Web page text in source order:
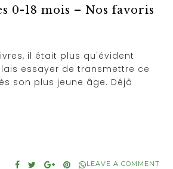
0-18 mois – Nos favoris
il était plus qu'évident
essayer de transmettre ce
son plus jeune âge. Déjà
LEAVE A COMMENT